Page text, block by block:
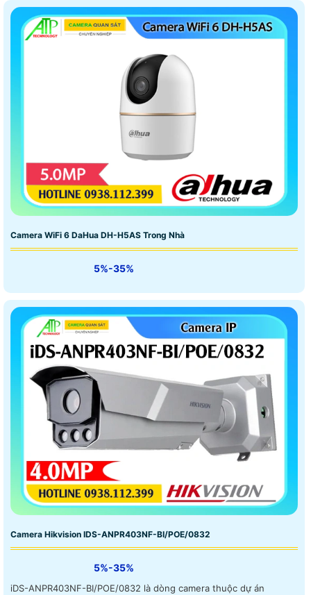
Camera WiFi 6 DaHua DH-H5AS Trong Nhà
5%-35%
Camera Hikvision IDS-ANPR403NF-BI/POE/0832
5%-35%
iDS-ANPR403NF-BI/POE/0832 là dòng camera thuộc dự án